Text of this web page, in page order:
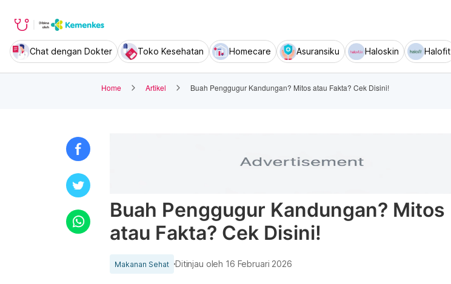
Chat dengan Dokter Toko Kesehatan Homecare Asuransiku Haloskin Halofit
Home Artikel Buah Penggugur Kandungan? Mitos atau Fakta? Cek Disini!
Buah Penggugur Kandungan? Mitos
atau Fakta? Cek Disini!
Makanan Sehat Ditinjau oleh 16 Februari 2026